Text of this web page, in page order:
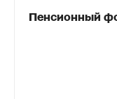
Пенсионный